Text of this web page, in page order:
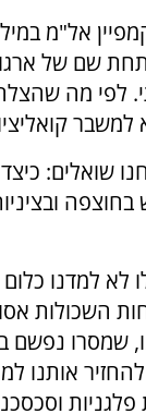
אל"מ
שם של ארגון
מה
למשבר
שואלים:
לא למדנו
השכולות
נפשם
אותנו
פלגניות